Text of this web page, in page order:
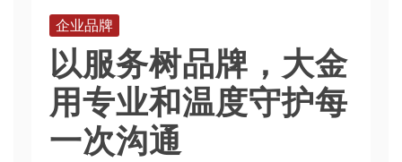
企业品牌
以服务树品牌，大金
用专业和温度守护每
一次沟通